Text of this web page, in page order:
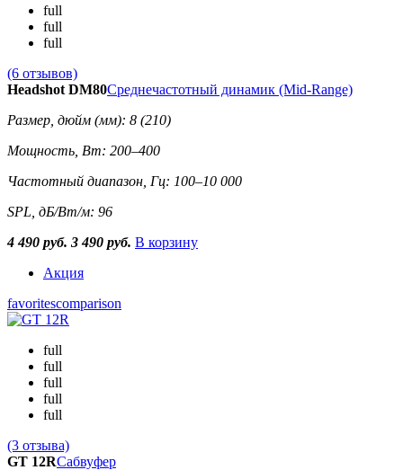
full
full
full
(6 отзывов)
Headshot DM80Среднечастотный динамик (Mid-Range)
Размер, дюйм (мм): 8 (210)
Мощность, Вт: 200–400
Частотный диапазон, Гц: 100–10 000
SPL, дБ/Вт/м: 96
4 490 руб. 3 490 руб. В корзину
Акция
favoritescomparison
full
full
full
full
full
(3 отзыва)
GT 12RСабвуфер